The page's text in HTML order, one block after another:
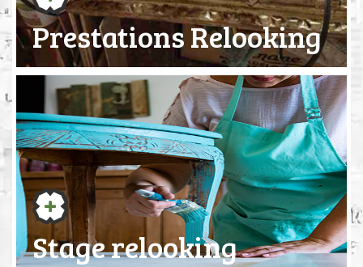
Prestations Relooking
Stage relooking